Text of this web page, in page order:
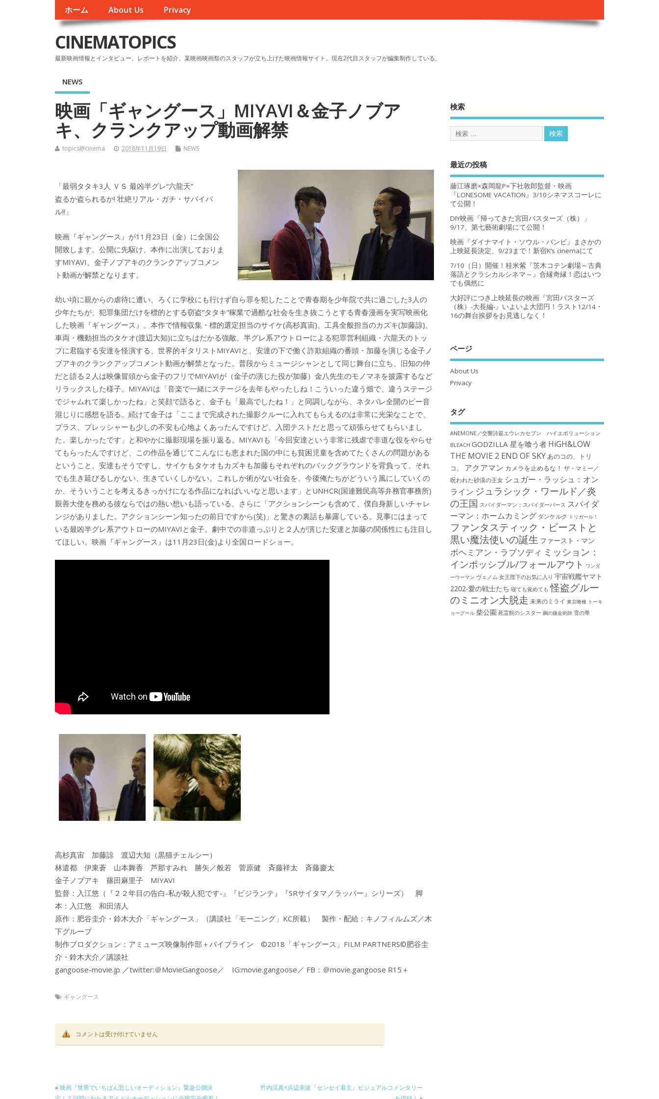
ホーム About Us Privacy
CINEMATOPICS
最新映画情報とインタビュー、レポートを紹介。某映画映画祭のスタッフが立ち上げた映画情報サイト。現在2代目スタッフが編集制作している。
NEWS
映画「ギャングース」MIYAVI＆金子ノブア
キ、クランクアップ動画解禁
topics@cinema 2018年11月19日 NEWS
「最弱タタキ3人 ＶＳ 最凶半グレ“六龍天”
盗るか盗られるか! 壮絶リアル・ガチ・サバイバ
ル!!」
映画『ギャングース』が11月23日（金）に全国公
開致します。公開に先駆け、本作に出演しておりま
すMIYAVI、金子ノブアキのクランクアップコメン
ト動画が解禁となります。
幼い頃に親からの虐待に遭い、ろくに学校にも行けず自ら罪を犯したことで青春期を少年院で共に過ごした3人の
少年たちが、犯罪集団だけを標的とする窃盗“タタキ”稼業で過酷な社会を生き抜こうとする青春漫画を実写映画化
した映画『ギャングース』。本作で情報収集・標的選定担当のサイケ(高杉真宙)、工具全般担当のカズキ(加藤諒)、
車両・機動担当のタケオ(渡辺大知)に立ちはだかる強敵、半グレ系アウトローによる犯罪営利組織・六龍天のトッ
プに君臨する安達を怪演する、世界的ギタリストMIYAVIと、安達の下で働く詐欺組織の番頭・加藤を演じる金子ノ
ブアキのクランクアップコメント動画が解禁となった。普段からミュージシャンとして同じ舞台に立ち、旧知の仲
だと語る２人は映像冒頭から金子のフリでMIYAVIが（金子の演じた役が加藤）金八先生のモノマネを披露するなど
リラックスした様子。MIYAVIは「音楽で一緒にステージを去年もやったしね！こういった違う畑で、違うステージ
でジャムれて楽しかったね」と笑顔で語ると、金子も「最高でしたね！」と同調しながら、ネタバレ全開のピー音
混じりに感想を語る。続けて金子は「ここまで完成された撮影クルーに入れてもらえるのは非常に光栄なことで、
プラス、プレッシャーも少しの不安も心地よくあったんですけど、入団テストだと思って頑張らせてもらいまし
た。楽しかったです」と和やかに撮影現場を振り返る。MIYAVIも「今回安達という非常に残虐で非道な役をやらせ
てもらったんですけど、この作品を通じてこんなにも恵まれた国の中にも貧困児童を含めてたくさんの問題がある
ということ。安達もそうですし、サイケもタケオもカズキも加藤もそれぞれのバックグラウンドを背負って、それ
でも生き延びるしかない、生きていくしかない。これしか術がない社会を、今後俺たちがどういう風にしていくの
か、そういうことを考えるきっかけになる作品になればいいなと思います」とUNHCR(国連難民高等弁務官事務所)
親善大使を務める彼ならではの熱い想いも語っている。さらに「アクションシーンも含めて、僕自身新しいチャレ
ンジがありました。アクションシーン知ったの前日ですから(笑)」と驚きの裏話も暴露している。見事にはまって
いる最凶半グレ系アウトローのMIYAVIと金子。劇中での非道っぷりと２人が演じた安達と加藤の関係性にも注目し
てほしい。映画『ギャングース』は11月23日(金)より全国ロードショー。
高杉真宙 加藤諒 渡辺大知（黒猫チェルシー）
林遣都 伊東蒼 山本舞香 芦那すみれ 勝矢／般若 菅原健 斉藤祥太 斉藤慶太
金子ノブアキ 篠田麻里子 MIYAVI
監督：入江悠（『２２年目の告白-私が殺人犯です-』『ビジランテ』『SRサイタマノラッパー』シリーズ） 脚
本：入江悠 和田清人
原作：肥谷圭介・鈴木大介「ギャングース」（講談社「モーニング」KC所載） 製作・配給：キノフィルムズ／木
下グループ
制作プロダクション：アミューズ映像制作部＋パイプライン ©2018「ギャングース」FILM PARTNERS©肥谷圭
介・鈴木大介／講談社
gangoose-movie.jp ／twitter:＠MovieGangoose／ IG:movie.gangoose／ FB：＠movie.gangoose R15＋
ギャングース
コメントは受け付けていません
« 映画『世界でいちばん悲しいオーディション』緊急公開決
竹内涼真×浜辺美波『センセイ君主』ビジュアルコメンタリー
検索
最近の投稿
藤江琢磨×森岡龍P×下社敦郎監督・映画
『LONESOME VACATION』3/10シネマスコーレに
て公開！
DIY映画『帰ってきた宮田バスターズ（株）」
9/17、第七藝術劇場にて公開！
映画『ダイナマイト・ソウル・バンビ』まさかの
上映延長決定、9/23まで！新宿K’s cinemaにて
7/10（日）開催！桂米紫『茨木コテン劇場～古典
落語とクラシカルシネマ～』合縁奇縁！恋はいつ
でも偶然に
大好評につき上映延長の映画『宮田バスターズ
（株）-大長編-』いよいよ大団円！ラスト12/14・
16の舞台挨拶をお見逃しなく！
ページ
About Us
Privacy
タグ
ANEMONE／交響詩篇エウレカセブン ハイエボリューション
BLEACH GODZILLA 星を喰う者 HiGH&LOW
THE MOVIE 2 END OF SKY あのコの、トリ
コ。
アクアマン カメラを止めるな！ ザ・マミー／
呪われた砂漠の王女 シュガー・ラッシュ：オン
ライン ジュラシック・ワールド／炎
の王国 スパイダーマン：スパイダーバース スパイダ
ーマン：ホームカミング ダンケルク トリガール！
ファンタスティック・ビーストと
黒い魔法使いの誕生 ファースト・マン
ボヘミアン・ラプソディ ミッション：
インポッシブル/フォールアウト ワンダ
ーウーマン ヴェノム 女王陛下のお気に入り 宇宙戦艦ヤマト
2202-愛の戦士たち 寝ても覚めても 怪盗グルー
のミニオン大脱走 未来のミライ 東京喰種 トーキ
ョーグール 柴公園 死霊館のシスター 鋼の錬金術師 雪の華